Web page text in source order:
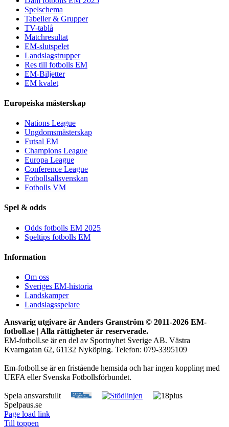
Spelschema
Tabeller & Grupper
TV-tablå
Matchresultat
EM-slutspelet
Landslagstrupper
Res till fotbolls EM
EM-Biljetter
EM kvalet
Europeiska mästerskap
Nations League
Ungdomsmästerskap
Futsal EM
Champions League
Europa League
Conference League
Fotbollsallsvenskan
Fotbolls VM
Spel & odds
Odds fotbolls EM 2025
Speltips fotbolls EM
Information
Om oss
Sveriges EM-historia
Landskamper
Landslagsspelare
Ansvarig utgivare är Anders Granström © 2011-2026 EM-
fotboll.se | Alla rättigheter är reserverade.
EM-fotboll.se är en del av Sportnyhet Sverige AB. Västra
Kvarngatan 62, 61132 Nyköping. Telefon: 079-3395109
Em-fotboll.se är en fristående hemsida och har ingen koppling med
UEFA eller Svenska Fotbollsförbundet.
Spela ansvarsfullt
Spelpaus.se
Page load link
Till toppen